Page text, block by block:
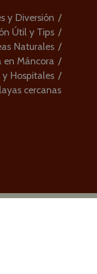
y Diversión
Útil y Tips
Naturales
en Máncora
y Hospitales
cercanas